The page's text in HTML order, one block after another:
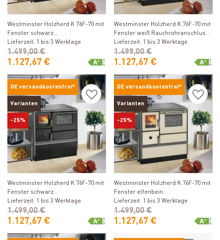
Produkt ansehen
Westminster Holzherd K 76F-70 mit
Fenster schwarz
Rauchrohranschluss rechts
Lieferzeit: 1 bis 3 Werktage
1.127,67 €
1.499,00 €
Produkt ansehen
Westminster Holzherd K 76F-70 mit
Fenster weiß Rauchrohranschluss
links
Lieferzeit: 1 bis 3 Werktage
1.127,67 €
1.499,00 €
DE versandkostenfrei*
Varianten
-25%
Produkt ansehen
Westminster Holzherd K 76F-70 mit
Fenster schwarz
Rauchrohranschluss links
Lieferzeit: 1 bis 3 Werktage
1.127,67 €
1.499,00 €
DE versandkostenfrei*
Varianten
-25%
Produkt ansehen
Westminster Holzherd K 76F-70 mit
Fenster elfenbein
Rauchrohranschluss links
Lieferzeit: 1 bis 3 Werktage
1.127,67 €
1.499,00 €